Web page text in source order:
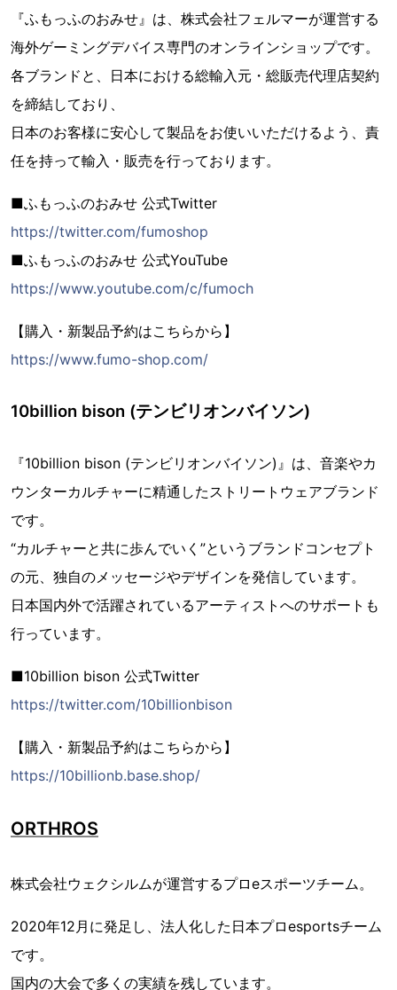
『ふもっふのおみせ』は、株式会社フェルマーが運営する
海外ゲーミングデバイス専門のオンラインショップです。
各ブランドと、日本における総輸入元・総販売代理店契約
を締結しており、
日本のお客様に安心して製品をお使いいただけるよう、責
任を持って輸入・販売を行っております。
■ふもっふのおみせ 公式Twitter
https://twitter.com/fumoshop
■ふもっふのおみせ 公式YouTube
https://www.youtube.com/c/fumoch
【購入・新製品予約はこちらから】
https://www.fumo-shop.com/
10billion bison (テンビリオンバイソン)
『10billion bison (テンビリオンバイソン)』は、音楽やカ
ウンターカルチャーに精通したストリートウェアブランド
です。
“カルチャーと共に歩んでいく”というブランドコンセプト
の元、独自のメッセージやデザインを発信しています。
日本国内外で活躍されているアーティストへのサポートも
行っています。
■10billion bison 公式Twitter
https://twitter.com/10billionbison
【購入・新製品予約はこちらから】
https://10billionb.base.shop/
ORTHROS
株式会社ウェクシルムが運営するプロeスポーツチーム。
2020年12月に発足し、法人化した日本プロesportsチーム
です。
国内の大会で多くの実績を残しています。